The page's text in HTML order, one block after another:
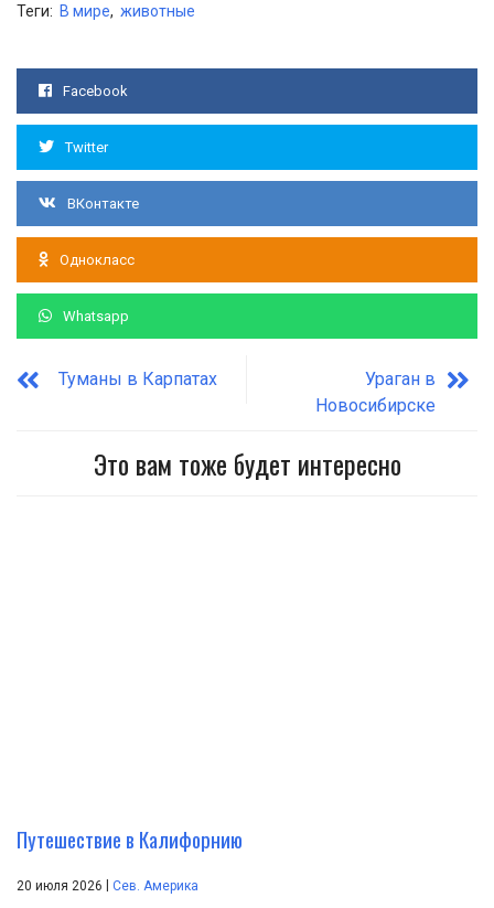
Теги: В мире, животные
Facebook
Twitter
ВКонтакте
Однокласс
Whatsapp
Туманы в Карпатах
Ураган в
Новосибирске
Это вам тоже будет интересно
Путешествие в Калифорнию
20 июля 2026 Сев. Америка